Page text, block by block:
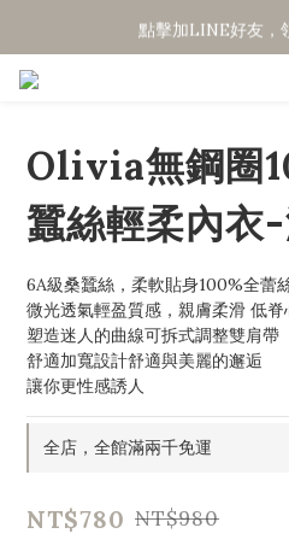
點擊加LINE好友，
點擊加LINE好友，
Olivia無鋼圈
蠶絲輕柔內衣
6A級桑蠶絲，柔軟貼身100%全蕾
微光透氣輕盈質感，親膚柔滑 低脊
塑造迷人的曲線可拆式調整雙肩帶
舒適加寬設計舒適與美麗的邂逅
讓你更性感誘人
全店，全館滿兩千免運
NT$780 NT$980